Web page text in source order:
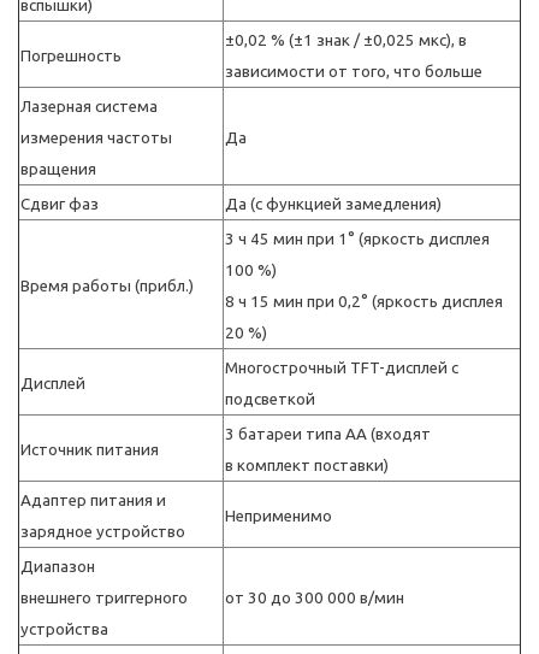
вспышки)
Погрешность
±0,02 % (±1 знак / ±0,025 мкс), в
зависимости от того, что больше
Лазерная система
измерения частоты
вращения
Да
Сдвиг фаз Да (с функцией замедления)
Время работы (прибл.)
3 ч 45 мин при 1° (яркость дисплея
100 %)
8 ч 15 мин при 0,2° (яркость дисплея
20 %)
Дисплей
Многострочный TFT-дисплей с
подсветкой
Источник питания
3 батареи типа АА (входят
в комплект поставки)
Адаптер питания и
зарядное устройство
Неприменимо
Диапазон
внешнего триггерного
устройства
от 30 до 300 000 в/мин